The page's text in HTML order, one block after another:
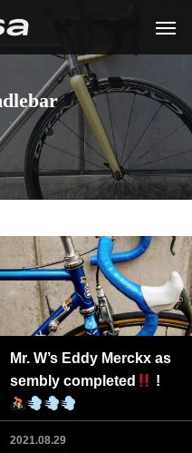
Mr. W’s Eddy Merckx as
sembly completed
!
2021.08.29